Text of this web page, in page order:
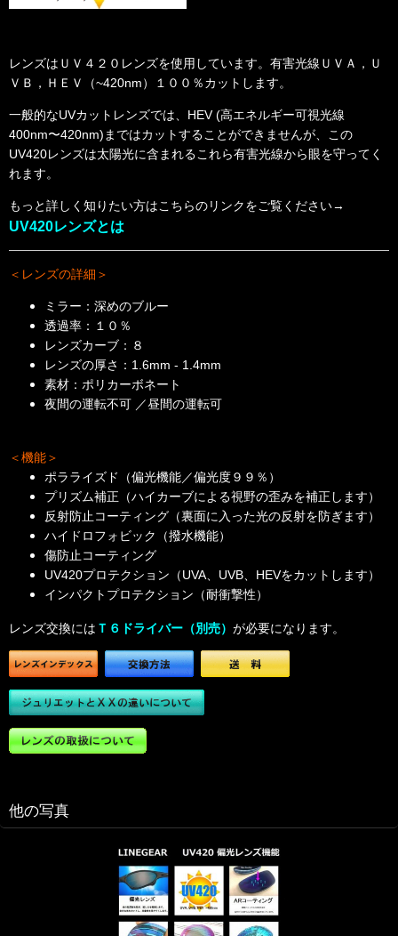
レンズはＵＶ４２０レンズを使用しています。有害光線ＵＶＡ，Ｕ
ＶＢ，ＨＥＶ（~420nm）１００％カットします。
一般的なUVカットレンズでは、HEV (高エネルギー可視光線
400nm〜420nm)まではカットすることができませんが、この
UV420レンズは太陽光に含まれるこれら有害光線から眼を守ってく
れます。
もっと詳しく知りたい方はこちらのリンクをご覧ください→
UV420レンズとは
＜レンズの詳細＞
ミラー：深めのブルー
透過率：１０％
レンズカーブ：８
レンズの厚さ：1.6mm - 1.4mm
素材：ポリカーボネート
夜間の運転不可 ／昼間の運転可
＜機能＞
ポラライズド（偏光機能／偏光度９９％）
プリズム補正（ハイカーブによる視野の歪みを補正します）
反射防止コーティング（裏面に入った光の反射を防ぎます）
ハイドロフォビック（撥水機能）
傷防止コーティング
UV420プロテクション（UVA、UVB、HEVをカットします）
インパクトプロテクション（耐衝撃性）
レンズ交換には Ｔ６ドライバー（別売） が必要になります。
他の写真